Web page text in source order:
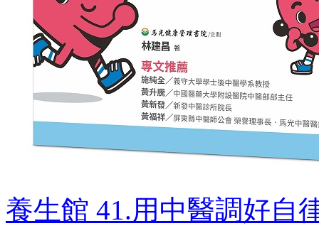
養生館 41.用中醫調好自